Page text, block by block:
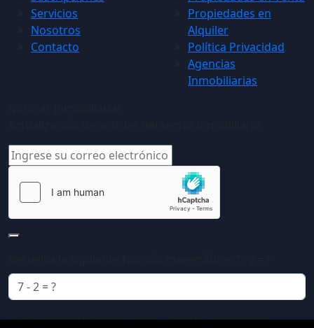
Servicios
Nosotros
Contacto
Propiedades en
Alquiler
Política Privacidad
Agencias
Inmobiliarias
©2026 AlicanteVivienda.com | Portal Inmobiliario